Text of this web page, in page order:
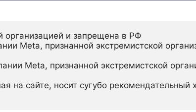
организацией и запрещена в РФ
Meta, признанной экстремистской
Meta, признанной экстремистской
на сайте, носит сугубо рекомендательный